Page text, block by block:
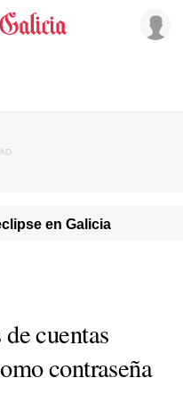
en Galicia
cuentas
contraseña